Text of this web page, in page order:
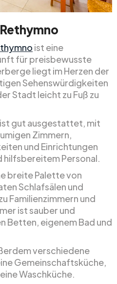
ist eine
für preisbewusste
liegt im Herzen der
Sehenswürdigkeiten
Stadt leicht zu Fuß zu
gut ausgestattet, mit
Zimmern,
und Einrichtungen
hilfsbereitem Personal.
breite Palette von
Schlafsälen und
Familienzimmern und
ist sauber und
Betten, eigenem Bad und
verschiedene
Gemeinschaftsküche,
Waschküche.